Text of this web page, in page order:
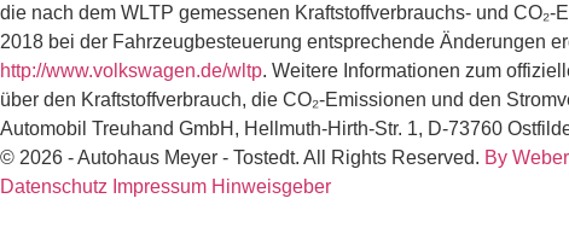
die nach dem WLTP gemessenen Kraftstoffverbrauchs- und
2018 bei der Fahrzeugbesteuerung entsprechende Änderungen
http://www.volkswagen.de/wltp. Weitere Informationen zum
über den Kraftstoffverbrauch, die CO₂-Emissionen und den
Automobil Treuhand GmbH, Hellmuth-Hirth-Str. 1, D-73760
© 2026 - Autohaus Meyer - Tostedt. All Rights Reserved. By
Datenschutz Impressum Hinweisgeber